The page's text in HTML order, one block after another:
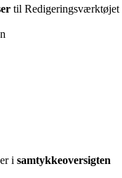
til Redigeringsværktøjet
i samtykkeoversigten